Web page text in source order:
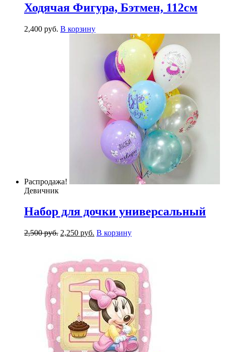
Ходячая Фигура, Бэтмен, 112см
2,400 руб. В корзину
Распродажа!
Девичник
Набор для дочки универсальный
2,500руб. 2,250 руб. В корзину